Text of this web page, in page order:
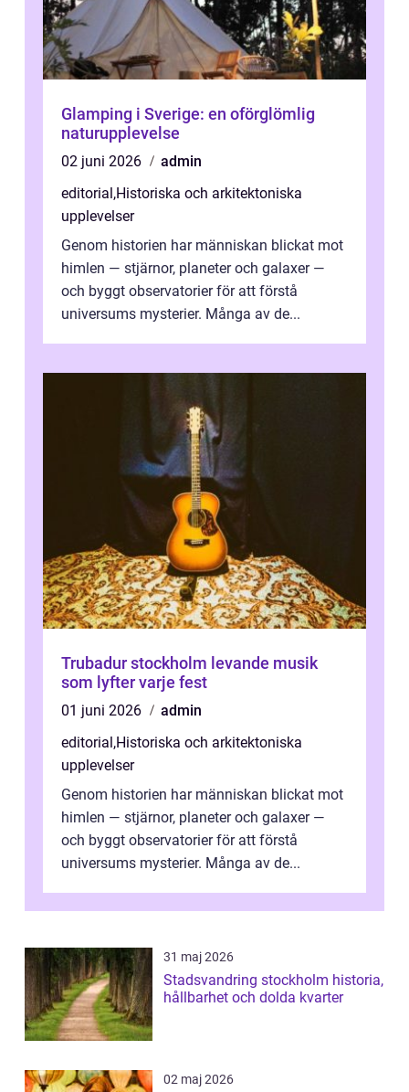
Glamping i Sverige: en oförglömlig
naturupplevelse
02 juni 2026
admin
editorial,Historiska och arkitektoniska
upplevelser
Genom historien har människan blickat mot
himlen — stjärnor, planeter och galaxer —
och byggt observatorier för att förstå
universums mysterier. Många av de...
Trubadur stockholm levande musik
som lyfter varje fest
01 juni 2026
admin
editorial,Historiska och arkitektoniska
upplevelser
Genom historien har människan blickat mot
himlen — stjärnor, planeter och galaxer —
och byggt observatorier för att förstå
universums mysterier. Många av de...
31 maj 2026
Stadsvandring stockholm historia,
hållbarhet och dolda kvarter
02 maj 2026